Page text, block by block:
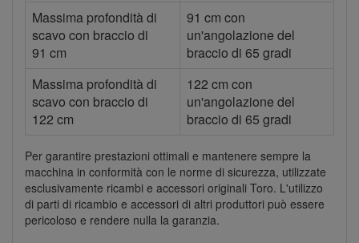
Massima profondità di
scavo con braccio di
91 cm
91 cm con
un'angolazione del
braccio di 65 gradi
Massima profondità di
scavo con braccio di
122 cm
122 cm con
un'angolazione del
braccio di 65 gradi
Per garantire prestazioni ottimali e mantenere sempre la
macchina in conformità con le norme di sicurezza, utilizzate
esclusivamente ricambi e accessori originali Toro. L'utilizzo
di parti di ricambio e accessori di altri produttori può essere
pericoloso e rendere nulla la garanzia.